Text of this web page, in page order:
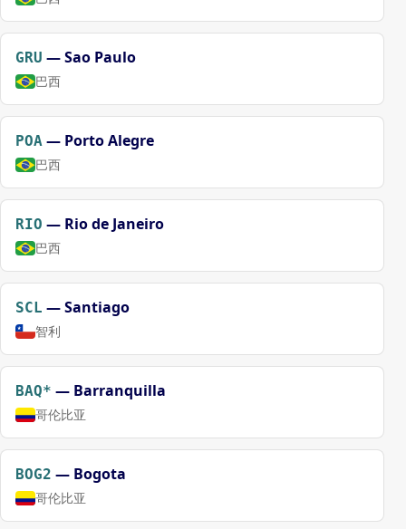
GRU —Sao Paulo
巴西
POA — Porto Alegre
巴西
RIO — Rio de Janeiro
巴西
SCL —Santiago
智利
BAQ* — Barranquilla
哥伦比亚
BOG2 — Bogota
哥伦比亚